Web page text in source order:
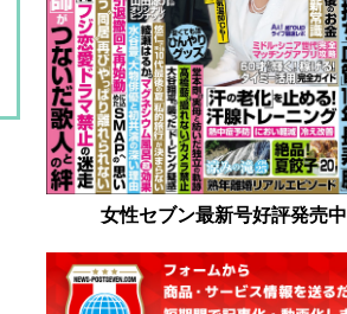
女性セブン最新号好評発売中